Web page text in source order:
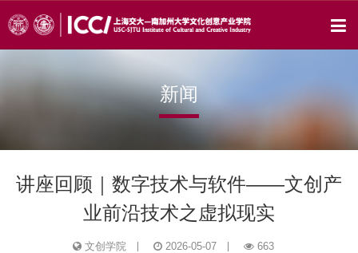
新闻
讲座回顾｜数字技术与软件——文创产
业前沿技术之虚拟现实
文创学院 2026-05-07 663